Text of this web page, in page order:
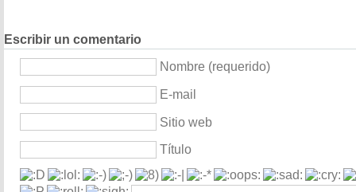
Escribir un comentario
Nombre (requerido)
E-mail
Sitio web
Título